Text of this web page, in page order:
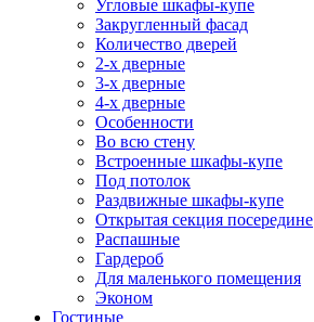
Угловые шкафы-купе
Закругленный фасад
Количество дверей
2-х дверные
3-х дверные
4-х дверные
Особенности
Во всю стену
Встроенные шкафы-купе
Под потолок
Раздвижные шкафы-купе
Открытая секция посередине
Распашные
Гардероб
Для маленького помещения
Эконом
Гостиные